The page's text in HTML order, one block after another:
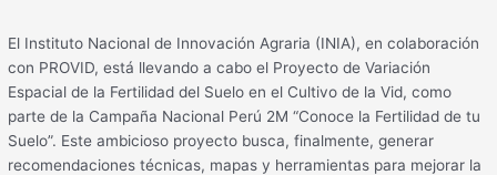
El Instituto Nacional de Innovación Agraria (INIA), en colaboración
con PROVID, está llevando a cabo el Proyecto de Variación
Espacial de la Fertilidad del Suelo en el Cultivo de la Vid, como
parte de la Campaña Nacional Perú 2M “Conoce la Fertilidad de tu
Suelo”. Este ambicioso proyecto busca, finalmente, generar
recomendaciones técnicas, mapas y herramientas para mejorar la